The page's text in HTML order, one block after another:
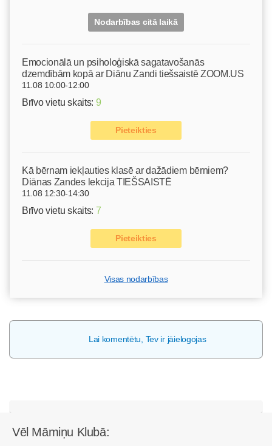
Nodarbības citā laikā
Emocionālā un psiholoģiskā sagatavošanās
dzemdībām kopā ar Diānu Zandi tiešsaistē ZOOM.US
11.08 10:00-12:00
Brīvo vietu skaits: 9
Pieteikties
Kā bērnam iekļauties klasē ar dažādiem bērniem?
Diānas Zandes lekcija TIEŠSAISTĒ
11.08 12:30-14:30
Brīvo vietu skaits: 7
Pieteikties
Visas nodarbības
Lai komentētu, Tev ir jāielogojas
Vēl Māmiņu Klubā: